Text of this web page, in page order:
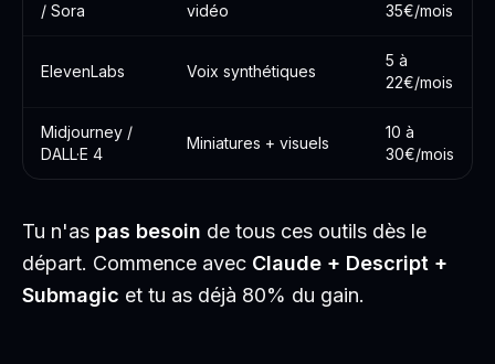
/ Sora
vidéo
35€/mois
ElevenLabs Voix synthétiques
5 à
22€/mois
Midjourney /
DALL·E 4
Miniatures + visuels
10 à
30€/mois
Tu n'as pas besoin de tous ces outils dès le
départ. Commence avec Claude + Descript +
Submagic et tu as déjà 80% du gain.